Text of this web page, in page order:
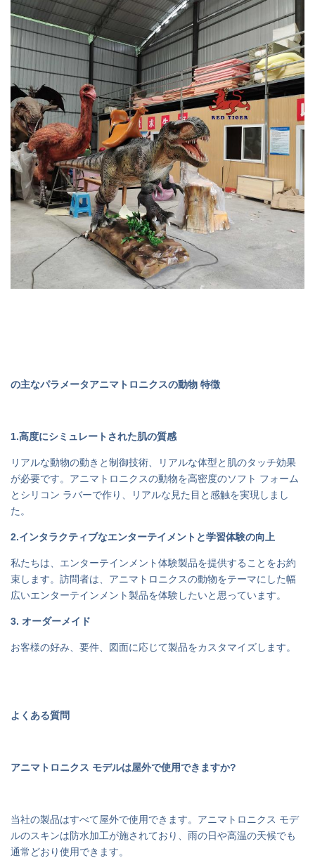
の主なパラメータアニマトロニクスの動物 特徴
1.高度にシミュレートされた肌の質感
リアルな動物の動きと制御技術、リアルな体型と肌のタッチ効果
が必要です。アニマトロニクスの動物を高密度のソフト フォーム
とシリコン ラバーで作り、リアルな見た目と感触を実現しまし
た。
2.インタラクティブなエンターテイメントと学習体験の向上
私たちは、エンターテインメント体験製品を提供することをお約
束します。訪問者は、アニマトロニクスの動物をテーマにした幅
広いエンターテインメント製品を体験したいと思っています。
3. オーダーメイド
お客様の好み、要件、図面に応じて製品をカスタマイズします。
よくある質問
アニマトロニクス モデルは屋外で使用できますか?
当社の製品はすべて屋外で使用できます。アニマトロニクス モデ
ルのスキンは防水加工が施されており、雨の日や高温の天候でも
通常どおり使用できます。